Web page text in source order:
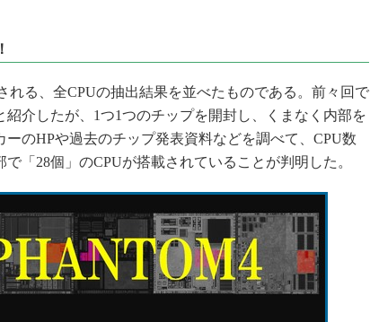
れる、全CPUの抽出結果を並べたものである。前々回で
紹介したが、1つ1つのチップを開封し、くまなく内部を
のHPや過去のチップ発表資料などを調べて、CPU数
「28個」のCPUが搭載されていることが判明した。